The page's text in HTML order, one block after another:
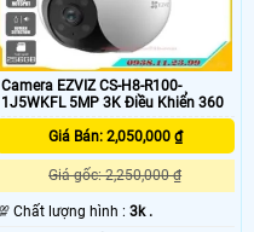
Camera EZVIZ CS-H8-R100-
1J5WKFL 5MP 3K Điều Khiển 360
Giá Bán: 2,050,000 ₫
Giá gốc: 2,250,000 ₫
💯 Chất lượng hình :3k .